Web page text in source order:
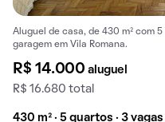
Aluguel de casa, de 430 m² com
garagem em Vila Romana.
R$ 14.000aluguel
R$ 16.680 total
430 m² · 5 quartos · 3 vagas